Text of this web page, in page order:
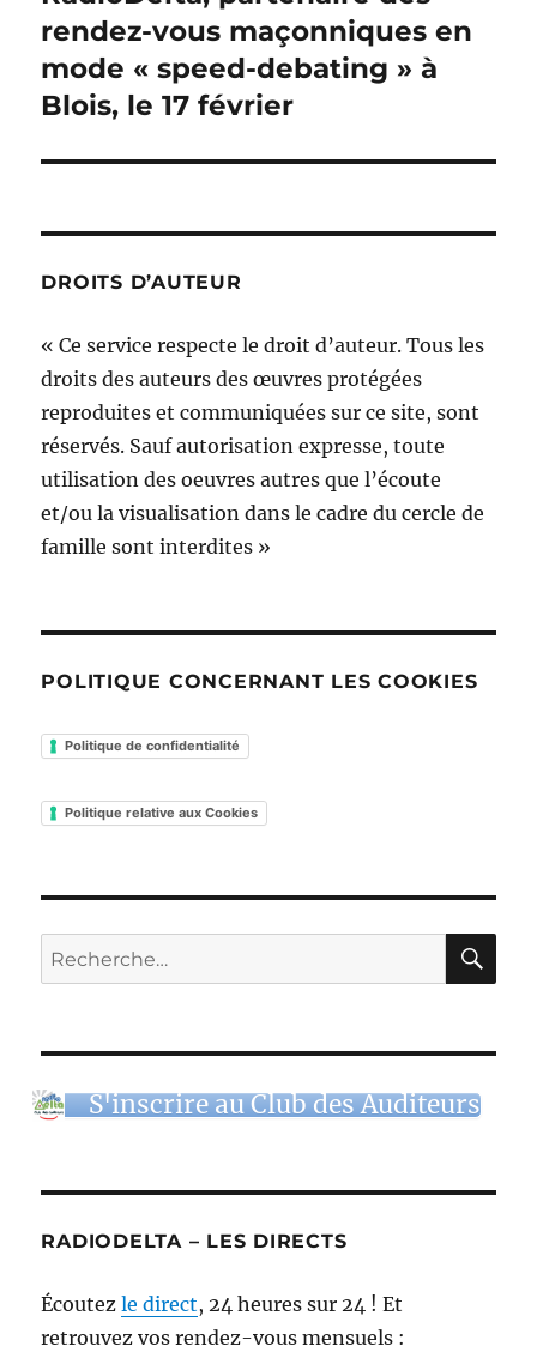
suivante :
rendez-vous maçonniques en
mode « speed-debating » à
Blois, le 17 février
DROITS D’AUTEUR
« Ce service respecte le droit d’auteur. Tous les
droits des auteurs des œuvres protégées
reproduites et communiquées sur ce site, sont
réservés. Sauf autorisation expresse, toute
utilisation des oeuvres autres que l’écoute
et/ou la visualisation dans le cadre du cercle de
famille sont interdites »
POLITIQUE CONCERNANT LES COOKIES
Politique de confidentialité
Politique relative aux Cookies
Recherche
pour :
S'inscrire au Club des Auditeurs
RADIODELTA – LES DIRECTS
Écoutezle direct, 24 heures sur 24 ! Et
retrouvez vos rendez-vous mensuels :